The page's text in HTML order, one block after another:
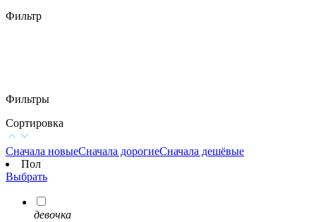
Фильтр
Фильтры
Сортировка
Сначала новыеСначала дорогиеСначала дешёвые
Пол
Выбрать
девочка